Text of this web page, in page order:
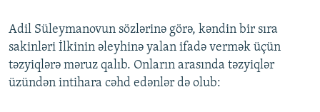
Adil Süleymanovun sözlərinə görə, kəndin bir sıra
sakinləri İlkinin əleyhinə yalan ifadə vermək üçün
təzyiqlərə məruz qalıb. Onların arasında təzyiqlər
üzündən intihara cəhd edənlər də olub: